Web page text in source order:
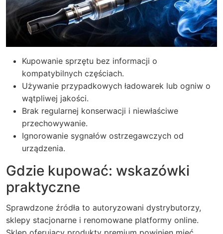
Kupowanie sprzętu bez informacji o
kompatybilnych częściach.
Używanie przypadkowych ładowarek lub ogniw o
wątpliwej jakości.
Brak regularnej konserwacji i niewłaściwe
przechowywanie.
Ignorowanie sygnałów ostrzegawczych od
urządzenia.
Gdzie kupować: wskazówki
praktyczne
Sprawdzone źródła to autoryzowani dystrybutorzy,
sklepy stacjonarne i renomowane platformy online.